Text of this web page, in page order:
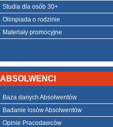
Studia dla osób 30+
Olimpiada o rodzinie
Materiały promocyjne
ABSOLWENCI
Baza danych Absolwentów
Badanie losów Absolwentów
Opinie Pracodawców